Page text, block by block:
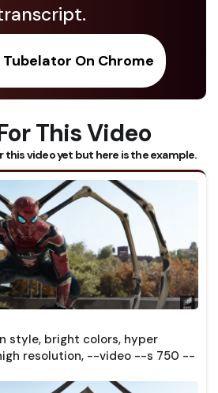
On Chrome
This Video
this video yet but here is the example.
style, bright colors, hyper
resolution, --video --s 750 --